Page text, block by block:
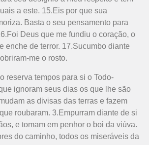
a este. 15.Eis por que sua
Basta o seu pensamento para
Deus que me fundiu o coração, o
enche de terror. 17.Sucumbo diante
me o rosto.
reserva tempos para si o Todo-
ignoram seus dias os que lhe são
as divisas das terras e fazem
roubaram. 3.Empurram diante de si
e tomam em penhor o boi da viúva.
do caminho, todos os miseráveis da